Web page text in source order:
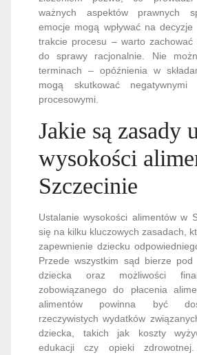
ważnych aspektów prawnych
emocje mogą wpływać na
trakcie procesu – warto
do sprawy racjonalnie. Nie
terminach – opóźnienia w
mogą skutkować negatywnymi
procesowymi.
Jakie są zasady
wysokości
Szczecinie
Ustalanie wysokości alimentów w
się na kilku kluczowych zasadach,
zapewnienie dziecku
Przede wszystkim sąd bierze
dziecka oraz możliwości
zobowiązanego do płacenia
alimentów powinna być
rzeczywistych wydatków
dziecka, takich jak koszty
edukacji czy opieki